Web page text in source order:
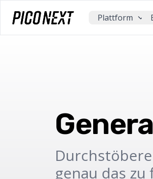
Plattform
genau das